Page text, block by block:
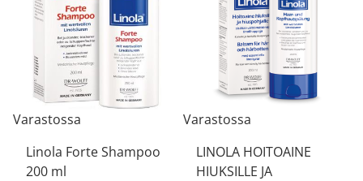
Varastossa
Linola Forte Shampoo
200 ml
Varastossa
LINOLA HOITOAINE
HIUKSILLE JA